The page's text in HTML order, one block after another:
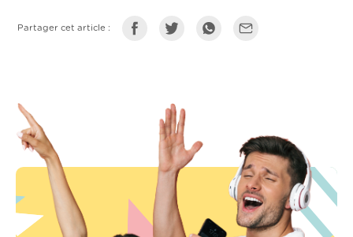
Partager cet article :